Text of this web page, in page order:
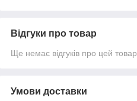
Відгуки про товар
Ще немає відгуків про цей товар
Умови доставки